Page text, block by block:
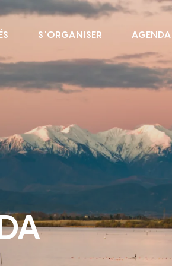
S'ORGANISER AGENDA